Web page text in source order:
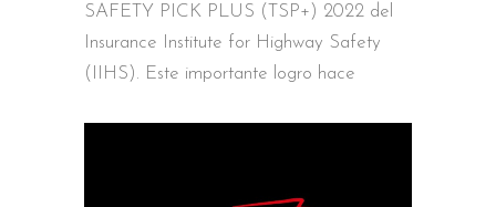
SAFETY PICK PLUS (TSP+) 2022 del
Insurance Institute for Highway Safety
(IIHS). Este importante logro hace